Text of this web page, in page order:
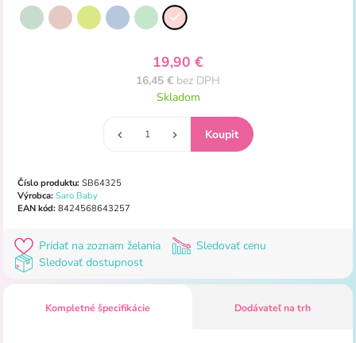
19,90 €
16,45 € bez DPH
Skladom
Číslo produktu:SB64325
Výrobca: Saro Baby
EAN kód:8424568643257
Pridať na zoznam želania
Sledovať cenu
Sledovať dostupnost
Kompletné špecifikácie Dodávateľ na trh